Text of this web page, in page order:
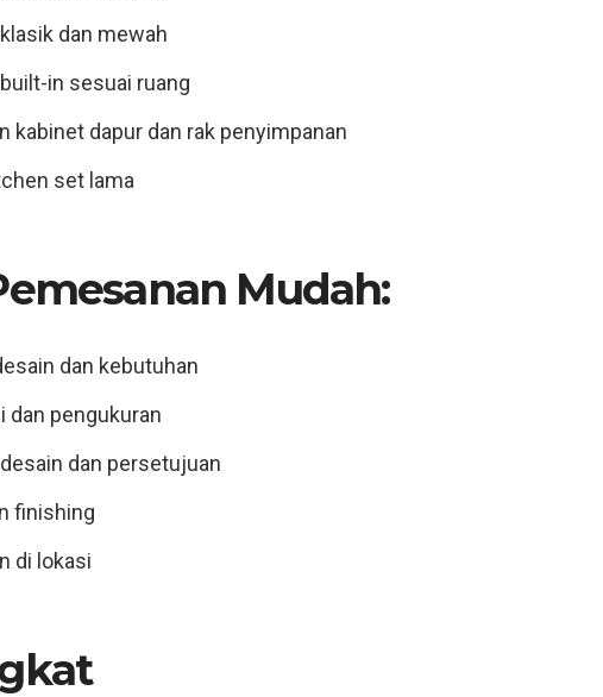
dan mewah
in sesuai ruang
kabinet dapur dan rak penyimpanan
set lama
Mudah:
dan kebutuhan
dan pengukuran
dan persetujuan
finishing
di lokasi